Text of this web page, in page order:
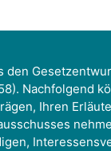
Nachfolgend
Ihren